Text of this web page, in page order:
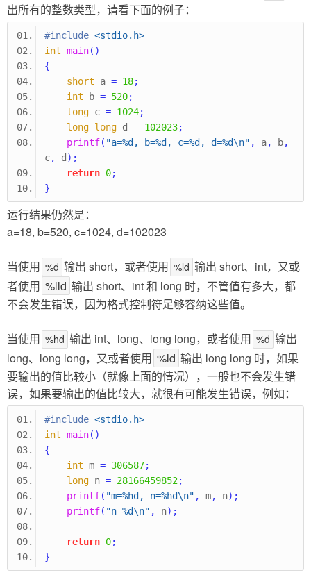
出所有的整数类型，请看下面的例子：
#include <stdio.h>
int main()
{
short a = 18;
int b = 520;
long c = 1024;
long long d = 102023;
printf( "a=%d, b=%d, c=%d, d=%d\n" , a, b,
c, d );
return 0;
}
运行结果仍然是：
a=18, b=520, c=1024, d=102023
当使用 %d 输出 short，或者使用 %ld 输出 short、int，又或
者使用 %lld 输出 short、int 和 long 时，不管值有多大，都
不会发生错误，因为格式控制符足够容纳这些值。
当使用 %hd 输出 int、long、long long，或者使用 %d 输出
long、long long，又或者使用 %ld 输出 long long 时，如果
要输出的值比较小（就像上面的情况），一般也不会发生错
误，如果要输出的值比较大，就很有可能发生错误，例如：
#include <stdio.h>
int main()
{
int m = 306587;
long n = 28166459852;
printf( "m=%hd, n=%hd\n" , m, n);
printf( "n=%d\n" , n);
return 0;
}